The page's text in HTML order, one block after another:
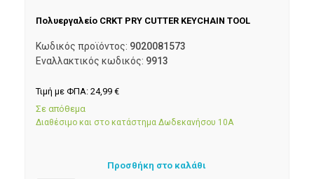
Πολυεργαλείο CRKT PRY CUTTER KEYCHAIN TOOL
Κωδικός προϊόντος: 9020081573
Εναλλακτικός κωδικός: 9913
Τιμή με ΦΠΑ: 24,99 €
Σε απόθεμα
Διαθέσιμο και στο κατάστημα Δωδεκανήσου 10Α
Προσθήκη στο καλάθι